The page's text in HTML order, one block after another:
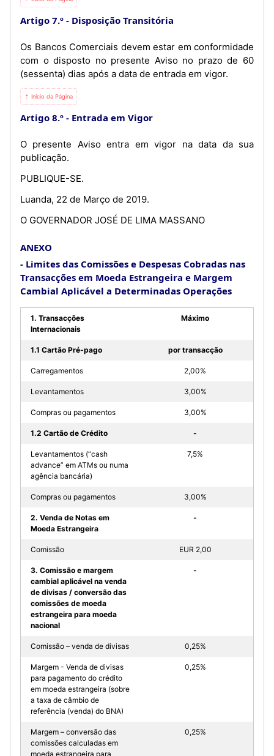
Artigo 7.º Disposição Transitória
Os Bancos Comerciais devem estar em conformidade
com o disposto no presente Aviso no prazo de 60
(sessenta) dias após a data de entrada em vigor.
⇡ Início da Página
Artigo 8.º Entrada em Vigor
O presente Aviso entra em vigor na data da sua
publicação.
PUBLIQUE-SE.
Luanda, 22 de Março de 2019.
O GOVERNADOR JOSÉ DE LIMA MASSANO
ANEXO
Limites das Comissões e Despesas Cobradas nas
Transacções em Moeda Estrangeira e Margem
Cambial Aplicável a Determinadas Operações
1. Transacções
Internacionais
Máximo
1.1 Cartão Pré-pago por transacção
Carregamentos 2,00%
Levantamentos 3,00%
Compras ou pagamentos 3,00%
1.2 Cartão de Crédito -
Levantamentos (“cash
advance” em ATMs ou numa
agência bancária)
7,5%
Compras ou pagamentos 3,00%
2. Venda de Notas em
Moeda Estrangeira
-
Comissão EUR 2,00
3. Comissão e margem
cambial aplicável na venda
de divisas / conversão das
comissões de moeda
estrangeira para moeda
nacional
-
Comissão – venda de divisas 0,25%
Margem - Venda de divisas
para pagamento do crédito
em moeda estrangeira (sobre
a taxa de câmbio de
referência (venda) do BNA)
0,25%
Margem – conversão das
comissões calculadas em
moeda estrangeira para
0,25%